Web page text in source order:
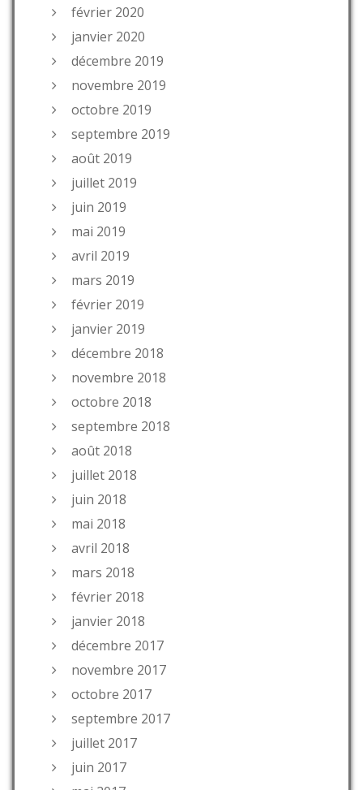
février 2020
janvier 2020
décembre 2019
novembre 2019
octobre 2019
septembre 2019
août 2019
juillet 2019
juin 2019
mai 2019
avril 2019
mars 2019
février 2019
janvier 2019
décembre 2018
novembre 2018
octobre 2018
septembre 2018
août 2018
juillet 2018
juin 2018
mai 2018
avril 2018
mars 2018
février 2018
janvier 2018
décembre 2017
novembre 2017
octobre 2017
septembre 2017
juillet 2017
juin 2017